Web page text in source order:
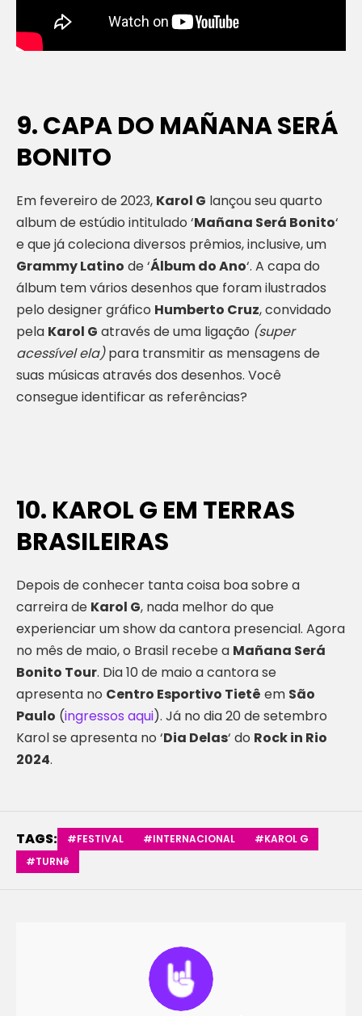
9. CAPA DO MAÑANA SERÁ
BONITO
Em fevereiro de 2023, Karol G lançou seu quarto
album de estúdio intitulado ‘Mañana Será Bonito‘
e que já coleciona diversos prêmios, inclusive, um
Grammy Latino de ‘Álbum do Ano‘. A capa do
álbum tem vários desenhos que foram ilustrados
pelo designer gráfico Humberto Cruz, convidado
pela Karol G através de uma ligação (super
acessível ela)para transmitir as mensagens de
suas músicas através dos desenhos. Você
consegue identificar as referências?
10. KAROL G EM TERRAS
BRASILEIRAS
Depois de conhecer tanta coisa boa sobre a
carreira de Karol G, nada melhor do que
experienciar um show da cantora presencial. Agora
no mês de maio, o Brasil recebe a Mañana Será
Bonito Tour. Dia 10 de maio a cantora se
apresenta no Centro Esportivo Tietê em São
Paulo (ingressos aqui). Já no dia 20 de setembro
Karol se apresenta no ‘Dia Delas‘ do Rock in Rio
2024.
TAGS: #FESTIVAL #INTERNACIONAL
#KAROL G
#TURNê